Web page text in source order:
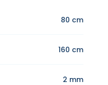
80 cm
160 cm
2 mm